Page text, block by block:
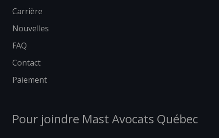
Carrière
Nouvelles
FAQ
Contact
Paiement
Pour joindre Mast Avocats Québec